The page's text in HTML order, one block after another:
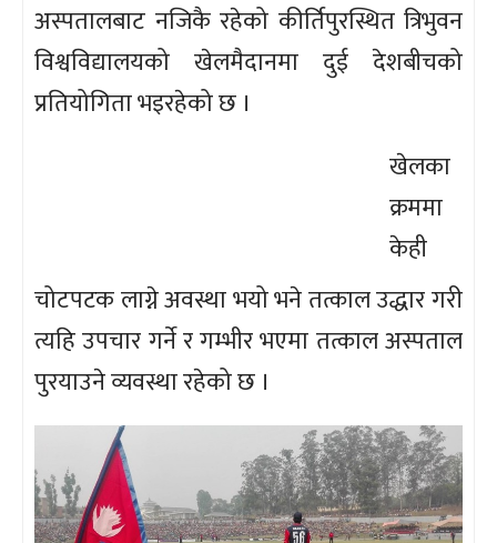
अस्पतालबाट नजिकै रहेको कीर्तिपुरस्थित त्रिभुवन
विश्वविद्यालयको खेलमैदानमा दुई देशबीचको
प्रतियोगिता भइरहेको छ ।
खेलका
क्रममा
केही
चोटपटक लाग्ने अवस्था भयो भने तत्काल उद्धार गरी
त्यहि उपचार गर्ने र गम्भीर भएमा तत्काल अस्पताल
पुरयाउने व्यवस्था रहेको छ ।